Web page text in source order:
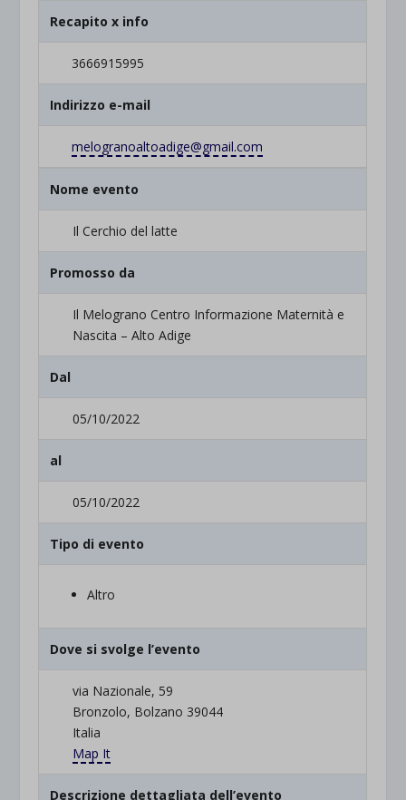
Recapito x info
3666915995
Indirizzo e-mail
melogranoaltoadige@gmail.com
Nome evento
Il Cerchio del latte
Promosso da
Il Melograno Centro Informazione Maternità e
Nascita – Alto Adige
Dal
05/10/2022
al
05/10/2022
Tipo di evento
Altro
Dove si svolge l’evento
via Nazionale, 59
Bronzolo, Bolzano 39044
Italia
Map It
Descrizione dettagliata dell’evento